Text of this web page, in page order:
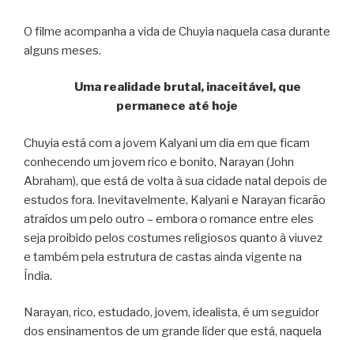
O filme acompanha a vida de Chuyia naquela casa durante
alguns meses.
Uma realidade brutal, inaceitável, que
permanece até hoje
Chuyia está com a jovem Kalyani um dia em que ficam
conhecendo um jovem rico e bonito, Narayan (John
Abraham), que está de volta à sua cidade natal depois de
estudos fora. Inevitavelmente, Kalyani e Narayan ficarão
atraídos um pelo outro – embora o romance entre eles
seja proibido pelos costumes religiosos quanto à viuvez
e também pela estrutura de castas ainda vigente na
Índia.
Narayan, rico, estudado, jovem, idealista, é um seguidor
dos ensinamentos de um grande líder que está, naquela